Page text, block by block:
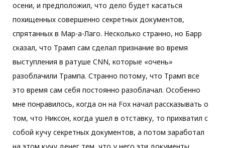
осени, и предположил, что дело будет касаться
похищенных совершенно секретных документов,
спрятанных в Мар-а-Лаго. Несколько странно, но Барр
сказал, что Трамп сам сделал признание во время
выступления в ратуше CNN, которые «очень»
разоблачили Трампа. Странно потому, что Трамп все
это время сам себя постоянно разоблачал. Особенно
мне понравилось, когда он на Fox начал рассказывать о
том, что Никсон, когда ушел в отставку, то прихватил с
собой кучу секретных документов, а потом заработал